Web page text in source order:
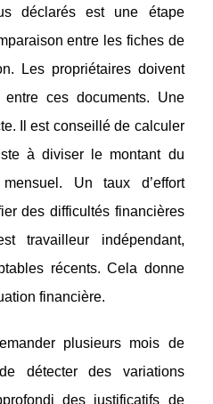
déclarés est une étape
entre les fiches de
Les propriétaires doivent
ces documents. Une
Il est conseillé de calculer
à diviser le montant du
Un taux d’effort
des difficultés financières
travailleur indépendant,
récents. Cela donne
financière.
plusieurs mois de
détecter des variations
des justificatifs de